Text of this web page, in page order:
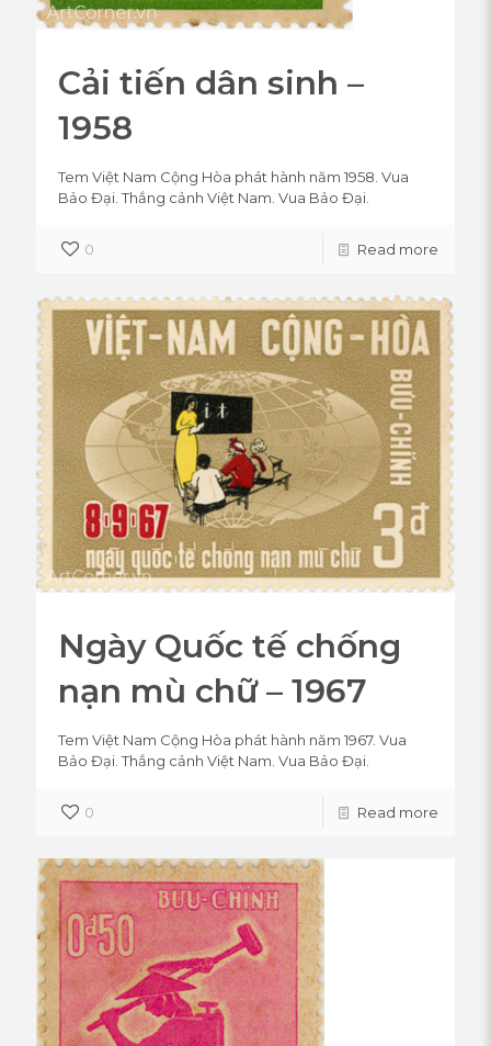
Cải tiến dân sinh –
1958
Tem Việt Nam Cộng Hòa phát hành năm 1958. Vua
Bảo Đại. Thắng cảnh Việt Nam. Vua Bảo Đại.
0 Read more
Ngày Quốc tế chống
nạn mù chữ – 1967
Tem Việt Nam Cộng Hòa phát hành năm 1967. Vua
Bảo Đại. Thắng cảnh Việt Nam. Vua Bảo Đại.
0 Read more